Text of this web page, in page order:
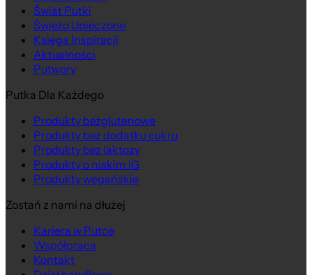
Świat Putki
Świeżo Upieczone
Księga Inspiracji
Aktualności
Putwory
Putka Dla Każdego
Produkty bezglutenowe
Produkty bez dodatku cukru
Produkty bez laktozy
Produkty o niskim IG
Produkty wegańskie
Zostań z nami na dłużej
Kariera w Putce
Współpraca
Kontakt